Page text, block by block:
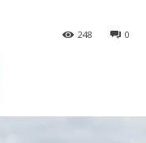
0
248